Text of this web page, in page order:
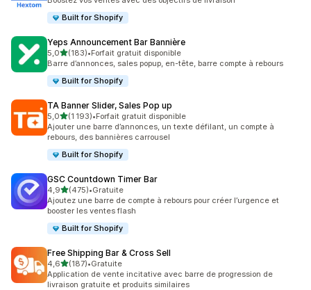
Built for Shopify
Yeps Announcement Bar Bannière
5,0étoile(s) sur 5
(183)
183 avis au total
•Forfait gratuit disponible
Barre d’annonces, sales popup, en-tête, barre compte à rebours
Built for Shopify
TA Banner Slider, Sales Pop up
5,0étoile(s) sur 5
(1 193)
1193 avis au total
•Forfait gratuit disponible
Ajouter une barre d’annonces, un texte défilant, un compte à
rebours, des bannières carrousel
Built for Shopify
GSC Countdown Timer Bar
4,9étoile(s) sur 5
(475)
475 avis au total
•Gratuite
Ajoutez une barre de compte à rebours pour créer l’urgence et
booster les ventes flash
Built for Shopify
Free Shipping Bar & Cross Sell
4,6étoile(s) sur 5
(187)
187 avis au total
•Gratuite
Application de vente incitative avec barre de progression de
livraison gratuite et produits similaires